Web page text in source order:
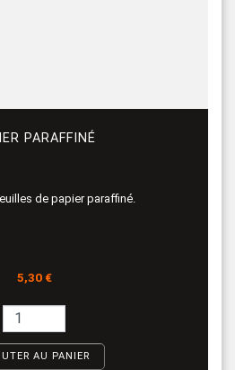
PARAFFINÉ
de papier paraffiné.
Prix
5,30 €
AU PANIER